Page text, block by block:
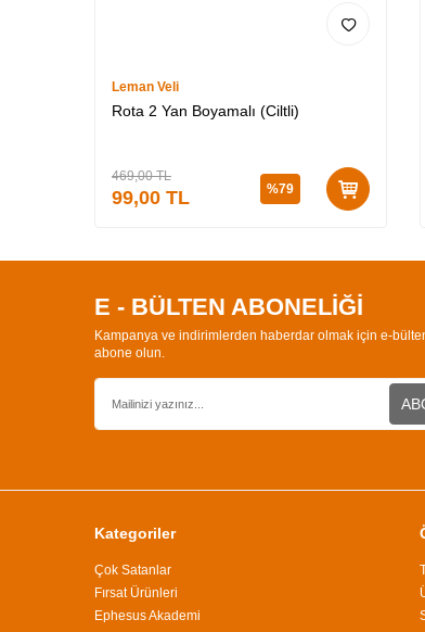
Leman Veli
Rota 2 Yan Boyamalı (Ciltli)
469,00TL
99,00 TL %79
E - BÜLTEN ABONELİĞİ
Kampanya ve indirimlerden haberdar olmak için e-
abone olun.
Kategoriler
Çok Satanlar
Fırsat Ürünleri
Ephesus Akademi